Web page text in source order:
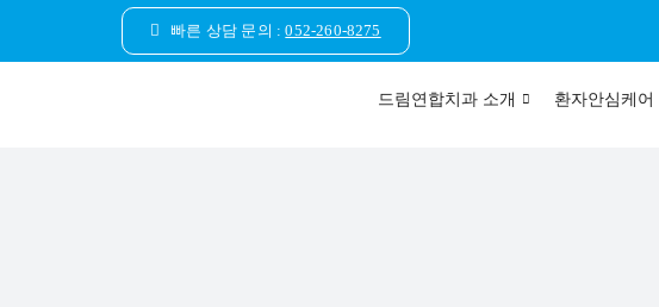
빠른 상담 문의 :052-260-8275
드림연합치과 소개 환자안심케어